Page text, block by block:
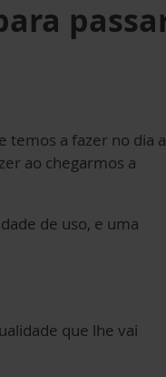
temos a fazer no dia a
ao chegarmos a
de uso, e uma
que lhe vai